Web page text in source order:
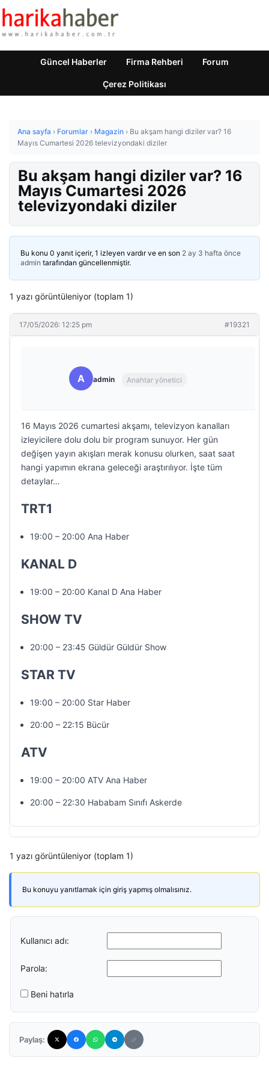
Güncel Haberler Firma Rehberi Forum
Çerez Politikası
Ana sayfa › Forumlar › Magazin › Bu akşam hangi diziler var? 16
Mayıs Cumartesi 2026 televizyondaki diziler
Bu akşam hangi diziler var? 16
Mayıs Cumartesi 2026
televizyondaki diziler
Bu konu 0 yanıt içerir, 1 izleyen vardır ve en son 2 ay 3 hafta önce
admin tarafından güncellenmiştir.
1 yazı görüntüleniyor (toplam 1)
17/05/2026: 12:25 pm #19321
A admin Anahtar yönetici
16 Mayıs 2026 cumartesi akşamı, televizyon kanalları
izleyicilere dolu dolu bir program sunuyor. Her gün
değişen yayın akışları merak konusu olurken, saat saat
hangi yapımın ekrana geleceği araştırılıyor. İşte tüm
detaylar…
TRT1
19:00 – 20:00 Ana Haber
KANAL D
19:00 – 20:00 Kanal D Ana Haber
SHOW TV
20:00 – 23:45 Güldür Güldür Show
STAR TV
19:00 – 20:00 Star Haber
20:00 – 22:15 Bücür
ATV
19:00 – 20:00 ATV Ana Haber
20:00 – 22:30 Hababam Sınıfı Askerde
1 yazı görüntüleniyor (toplam 1)
Bu konuyu yanıtlamak için giriş yapmış olmalısınız.
Kullanıcı adı:
Parola:
Beni hatırla
Paylaş: